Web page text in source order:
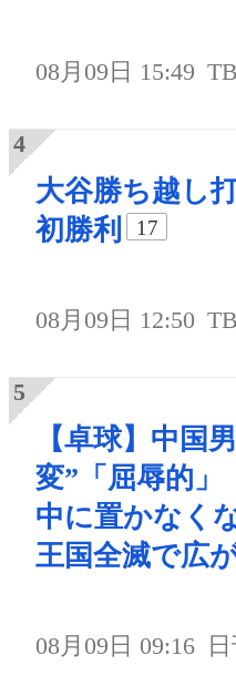
08月09日 15:49
大谷勝ち越し
初勝利
17
08月09日 12:50
【卓球】中国
変”「屈辱的」
中に置かなく
王国全滅で広
08月09日 09:16